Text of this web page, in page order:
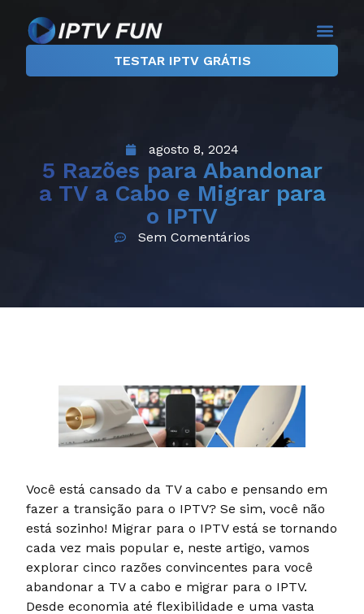
TESTAR IPTV GRÁTIS
agosto 8, 2024
5 Razões para Abandonar
a TV a Cabo e Migrar para
o IPTV
Sem Comentários
Você está cansado da TV a cabo e pensando em
fazer a transição para o IPTV? Se sim, você não
está sozinho! Migrar para o IPTV está se tornando
cada vez mais popular e, neste artigo, vamos
explorar cinco razões convincentes para você
abandonar a TV a cabo e migrar para o IPTV.
Desde economia até flexibilidade e uma vasta